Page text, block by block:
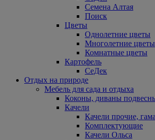
Семена Алтая
Поиск
Цветы
Однолетние цветы
Многолетние цветы
Комнатные цветы
Картофель
СеДек
Отдых на природе
Мебель для сада и отдыха
Коконы, диваны
Качели
Качели прочие,
Комплектующие
Качели Ольса